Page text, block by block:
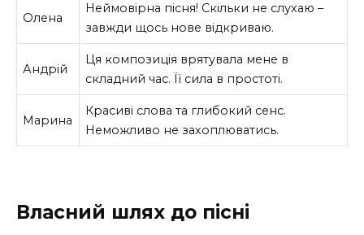
Олена
Неймовірна пісня! Скільки не слухаю –
завжди щось нове відкриваю.
Андрій
Ця композиція врятувала мене в
складний час. Її сила в простоті.
Марина
Красиві слова та глибокий сенс.
Неможливо не захоплюватись.
Власний шлях до пісні